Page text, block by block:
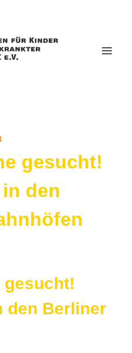
gesucht!
den
gesucht!
den Berliner